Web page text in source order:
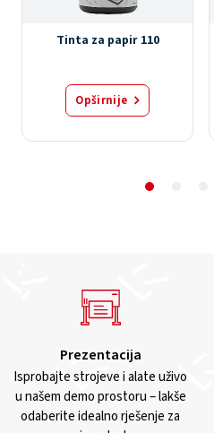
Tinta za papir 110
Opširnije
Prezentacija
Isprobajte strojeve i alate uživo
u našem demo prostoru – lakše
odaberite idealno rješenje za